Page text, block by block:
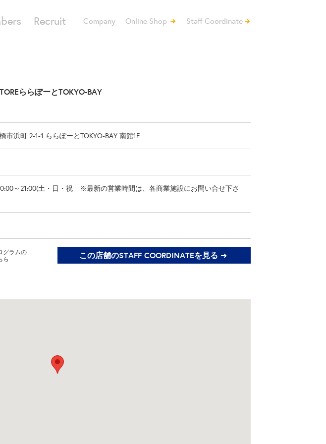
Company Online Shop Staff Coordinate
Recruit
ららぽーとTOKYO-BAY
浜町 2-1-1 ららぽーとTOKYO-BAY 南館1F
～21:00(土・日・祝 ※最新の営業時間は、各商業施設にお問い合せ下さ
グラムの
ら
この店舗のSTAFF COORDINATEを見る